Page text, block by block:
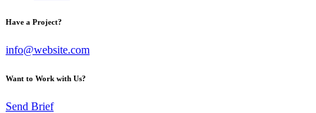
instagram
linkedin
youtube
Have a Project?
info@website.com
Want to Work with Us?
Send Brief